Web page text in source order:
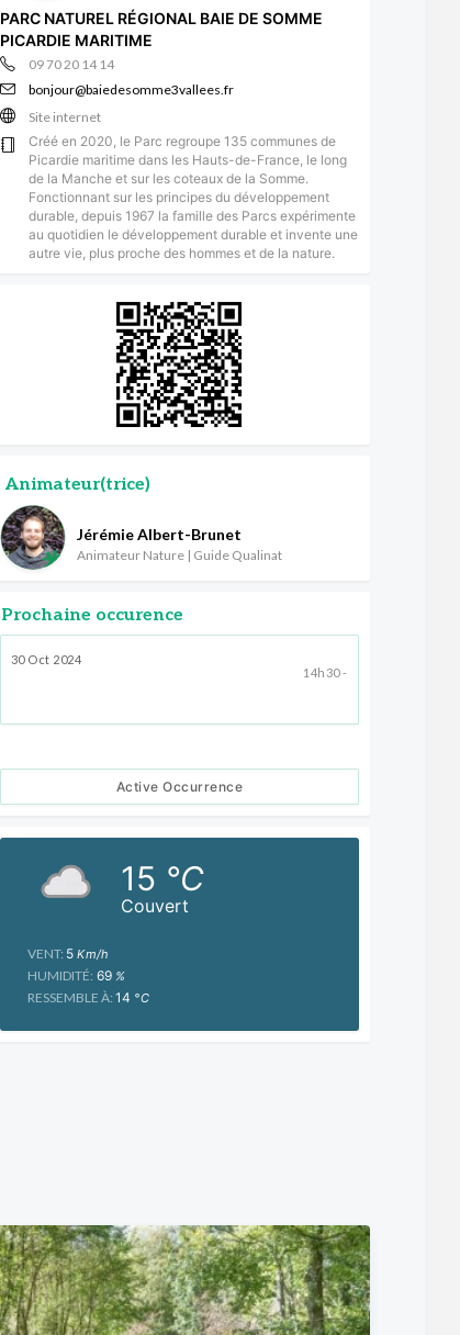
PARC NATUREL RÉGIONAL BAIE DE SOMME
PICARDIE MARITIME
09 70 20 14 14
bonjour@baiedesomme3vallees.fr
Site internet
Créé en 2020, le Parc regroupe 135 communes de
Picardie maritime dans les Hauts-de-France, le long
de la Manche et sur les coteaux de la Somme.
Fonctionnant sur les principes du développement
durable, depuis 1967 la famille des Parcs expérimente
au quotidien le développement durable et invente une
autre vie, plus proche des hommes et de la nature.
Animateur(trice)
Jérémie Albert-Brunet
Animateur Nature | Guide Qualinat
Prochaine occurence
30 Oct 2024
14h30 -
Active Occurrence
Couvert
15 °C
VENT: 5Km/h
HUMIDITÉ: 69%
RESSEMBLE À: 14 °C